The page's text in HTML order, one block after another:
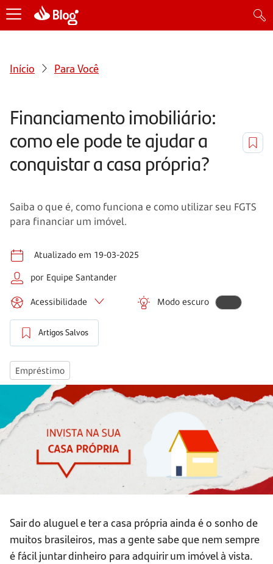
Início Para Você
Financiamento imobiliário:
como ele pode te ajudar a
conquistar a casa própria?
Saiba o que é, como funciona e como utilizar seu FGTS
para financiar um imóvel.
Atualizado em 19-03-2025
por Equipe Santander
Acessibilidade Modo escuro
Artigos Salvos
Empréstimo
Sair do aluguel e ter a casa própria ainda é o sonho de
muitos brasileiros, mas a gente sabe que nem sempre
é fácil juntar dinheiro para adquirir um imóvel à vista.